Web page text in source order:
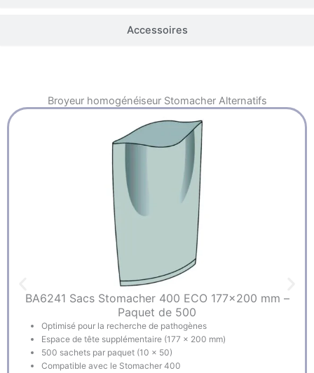
Accessoires
Broyeur homogénéiseur StomacherAlternatifs
BA6241 Sacs Stomacher 400 ECO 177×200 mm –
Paquet de 500
Optimisé pour la recherche de pathogènes
Espace de tête supplémentaire (177 x 200 mm)
500 sachets par paquet (10 x 50)
Compatible avec le Stomacher 400